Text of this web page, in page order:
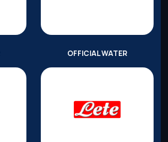
OFFICIAL WATER